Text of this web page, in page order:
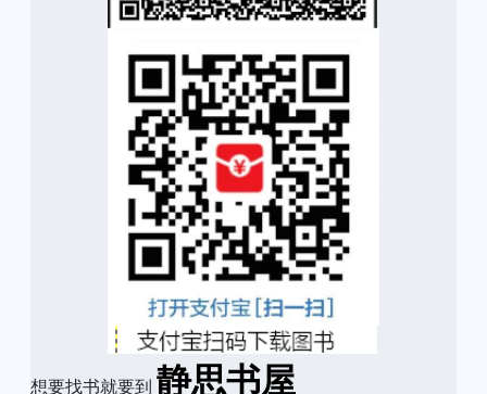
想要找书就要到 静思书屋